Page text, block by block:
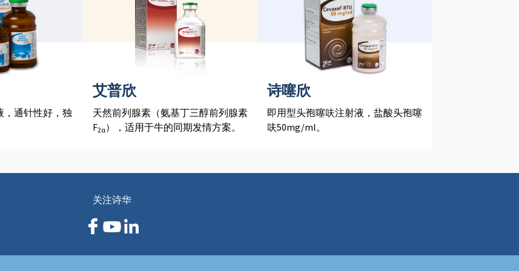
，通针性好，独
艾普欣
天然前列腺素（氨基丁三醇前列腺素
F2α），适用于牛的同期发情方案。
诗噻欣
即用型头孢噻呋注射液，盐酸头孢噻
呋50mg/ml。
关注诗华